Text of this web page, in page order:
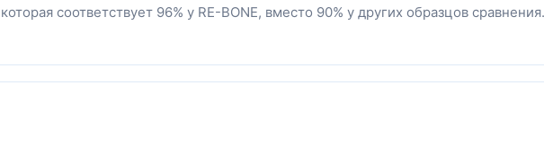
которая соответствует 96% у RE-BONE, вместо 90% у других образцов сравнения.